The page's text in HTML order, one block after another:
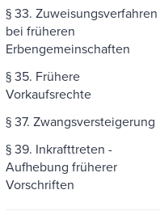
§ 33. Zuweisungsverfahren
bei früheren
Erbengemeinschaften
§ 35. Frühere
Vorkaufsrechte
§ 37. Zwangsversteigerung
§ 39. Inkrafttreten -
Aufhebung früherer
Vorschriften